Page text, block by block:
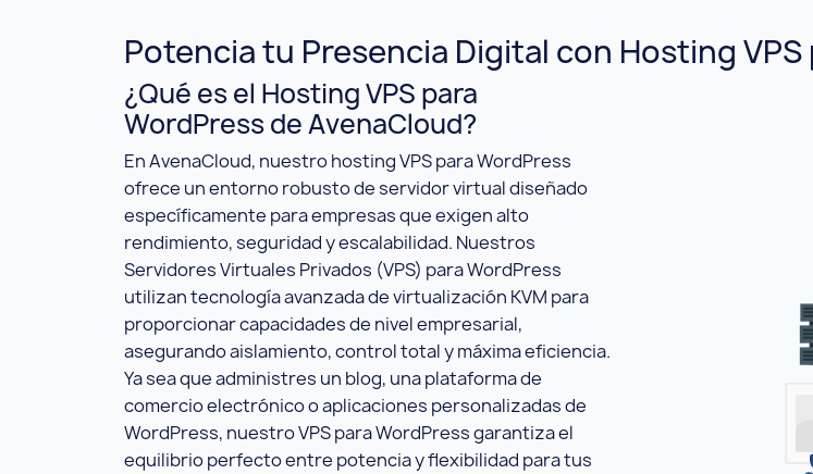
Potencia tu Presencia Digital con Hosting
¿Qué es el Hosting VPS para
WordPress de AvenaCloud?
En AvenaCloud, nuestro hosting VPS para WordPress
ofrece un entorno robusto de servidor virtual diseñado
específicamente para empresas que exigen alto
rendimiento, seguridad y escalabilidad. Nuestros
Servidores Virtuales Privados (VPS) para WordPress
utilizan tecnología avanzada de virtualización KVM para
proporcionar capacidades de nivel empresarial,
asegurando aislamiento, control total y máxima eficiencia.
Ya sea que administres un blog, una plataforma de
comercio electrónico o aplicaciones personalizadas de
WordPress, nuestro VPS para WordPress garantiza el
equilibrio perfecto entre potencia y flexibilidad para tus